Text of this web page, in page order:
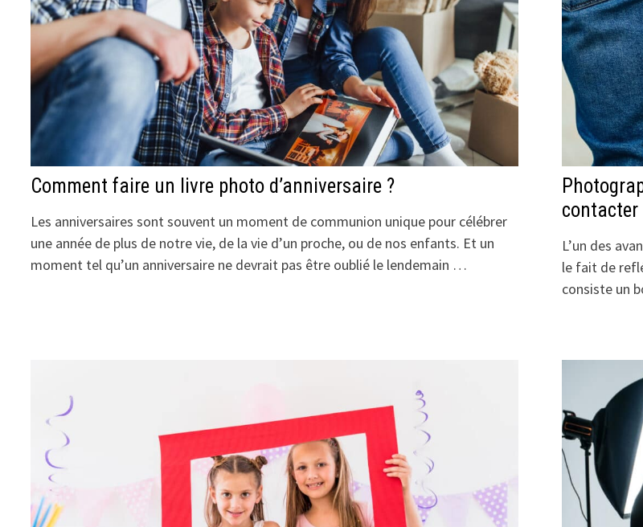
Comment faire un livre photo d’anniversaire ?
Les anniversaires sont souvent un moment de communion unique pour célébrer
une année de plus de notre vie, de la vie d’un proche, ou de nos enfants. Et un
moment tel qu’un anniversaire ne devrait pas être oublié le lendemain …
contacter
L’un des
le fait de
consiste un